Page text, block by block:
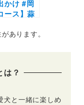
かけ #岡
ース】蒜
を満喫！
ーラン
山ハーブ
あります。
は？
犬と一緒に楽しめ